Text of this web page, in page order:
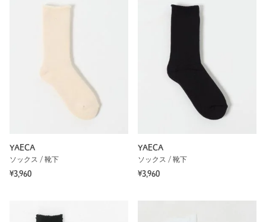
YAECA
ソックス / 靴下
¥3,960
YAECA
ソックス / 靴下
¥3,960